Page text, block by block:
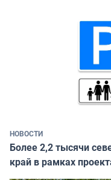
НОВОСТИ
Более 2,2 тысячи
край в рамках